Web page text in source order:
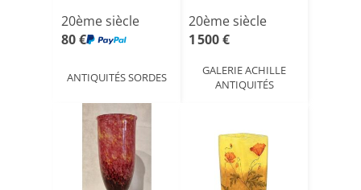
20ème siècle
80 €
ANTIQUITÉS SORDES
20ème siècle
1 500 €
GALERIE ACHILLE
ANTIQUITÉS